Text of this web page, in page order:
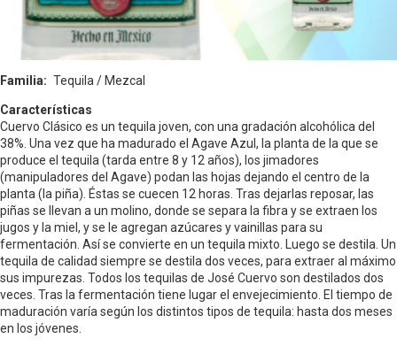
Familia Tequila / Mezcal
Características
Cuervo Clásico es un tequila joven, con una gradación alcohólica del
38%. Una vez que ha madurado el Agave Azul, la planta de la que se
produce el tequila (tarda entre 8 y 12 años), los jimadores
(manipuladores del Agave) podan las hojas dejando el centro de la
planta (la piña). Éstas se cuecen 12 horas. Tras dejarlas reposar, las
piñas se llevan a un molino, donde se separa la fibra y se extraen los
jugos y la miel, y se le agregan azúcares y vainillas para su
fermentación. Así se convierte en un tequila mixto. Luego se destila. Un
tequila de calidad siempre se destila dos veces, para extraer al máximo
sus impurezas. Todos los tequilas de José Cuervo son destilados dos
veces. Tras la fermentación tiene lugar el envejecimiento. El tiempo de
maduración varía según los distintos tipos de tequila: hasta dos meses
en los jóvenes.